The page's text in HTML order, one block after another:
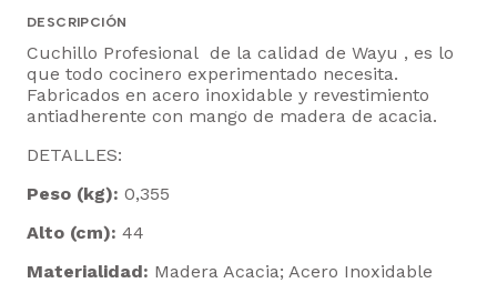
DESCRIPCIÓN
Cuchillo Profesional de la calidad de Wayu , es lo
que todo cocinero experimentado necesita.
Fabricados en acero inoxidable y revestimiento
antiadherente con mango de madera de acacia.
DETALLES:
Peso (kg): 0,355
Alto (cm): 44
Materialidad: Madera Acacia; Acero Inoxidable